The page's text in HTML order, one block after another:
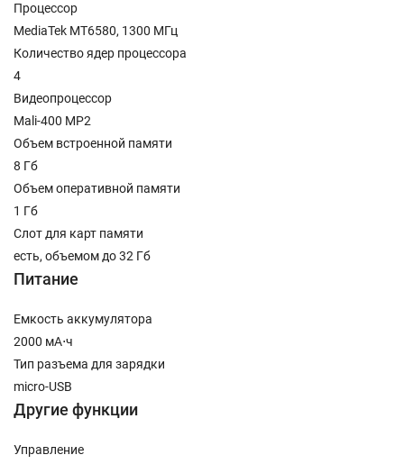
Процессор
MediaTek MT6580, 1300 МГц
Количество ядер процессора
4
Видеопроцессор
Mali-400 MP2
Объем встроенной памяти
8 Гб
Объем оперативной памяти
1 Гб
Слот для карт памяти
есть, объемом до 32 Гб
Питание
Емкость аккумулятора
2000 мА⋅ч
Тип разъема для зарядки
micro-USB
Другие функции
Управление